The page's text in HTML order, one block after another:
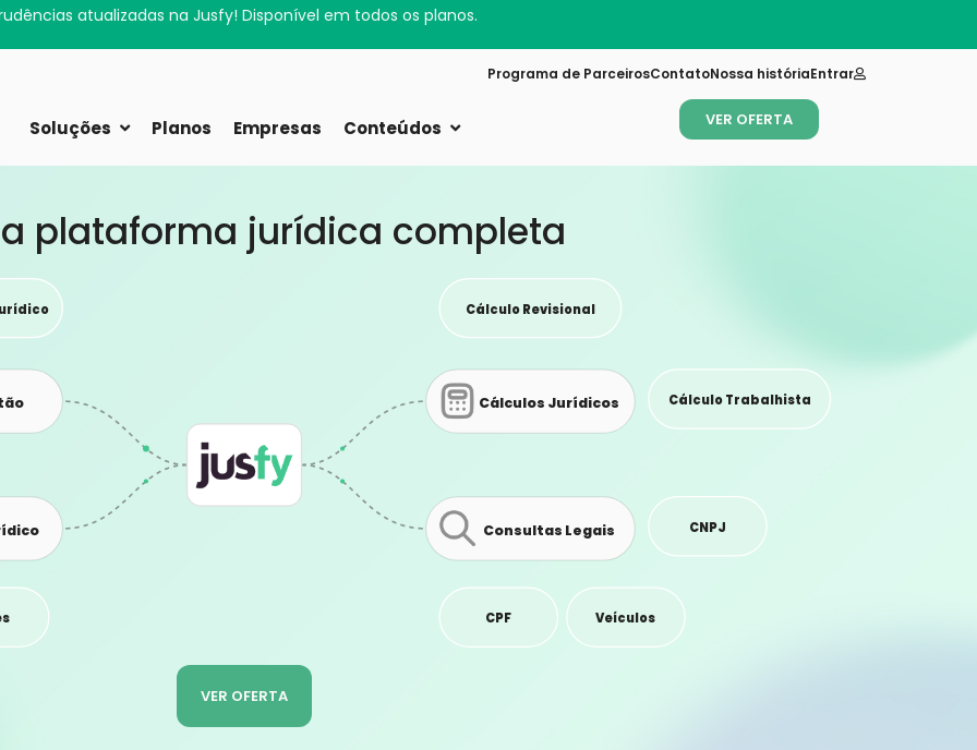
Sua rotina jurídica agora cabe no bolso.
Entrar
Nossa história
Contato
Programa de Parceiros
Soluções Planos Empresas Conteúdos VER OFERTA
plataforma jurídica completa
Cálculos Jurídicos
Cálculo Revisional
Cálculo Trabalhista
Consultas Legais CNPJ
CPF Veículos
VER OFERTA